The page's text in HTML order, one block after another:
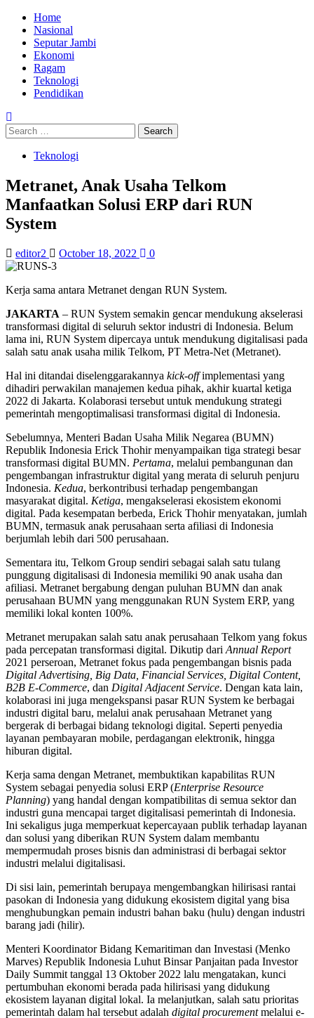
Skip
content
Primary
Menu
Home
Nasional
Seputar Jambi
Ekonomi
Ragam
Teknologi
Pendidikan
Search
for:
Teknologi
Metranet, Anak Usaha Telkom
Manfaatkan Solusi ERP dari RUN
System
editor2 October 18, 2022 0
Kerja sama antara Metranet dengan RUN System.
JAKARTA – RUN System semakin gencar mendukung akselerasi
transformasi digital di seluruh sektor industri di Indonesia. Belum
lama ini, RUN System dipercaya untuk mendukung digitalisasi pada
salah satu anak usaha milik Telkom, PT Metra-Net (Metranet).
Hal ini ditandai diselenggarakannya kick-offimplementasi yang
dihadiri perwakilan manajemen kedua pihak, akhir kuartal ketiga
2022 di Jakarta. Kolaborasi tersebut untuk mendukung strategi
pemerintah mengoptimalisasi transformasi digital di Indonesia.
Sebelumnya, Menteri Badan Usaha Milik Negarea (BUMN)
Republik Indonesia Erick Thohir menyampaikan tiga strategi besar
transformasi digital BUMN. Pertama, melalui pembangunan dan
pengembangan infrastruktur digital yang merata di seluruh penjuru
Indonesia. Kedua, berkontribusi terhadap pengembangan
masyarakat digital. Ketiga, mengakselerasi ekosistem ekonomi
digital. Pada kesempatan berbeda, Erick Thohir menyatakan, jumlah
BUMN, termasuk anak perusahaan serta afiliasi di Indonesia
berjumlah lebih dari 500 perusahaan.
Sementara itu, Telkom Group sendiri sebagai salah satu tulang
punggung digitalisasi di Indonesia memiliki 90 anak usaha dan
afiliasi. Metranet bergabung dengan puluhan BUMN dan anak
perusahaan BUMN yang menggunakan RUN System ERP, yang
memiliki lokal konten 100%.
Metranet merupakan salah satu anak perusahaan Telkom yang fokus
pada percepatan transformasi digital. Dikutip dari Annual Report
2021 perseroan, Metranet fokus pada pengembangan bisnis pada
Digital Advertising, Big Data, Financial Services, Digital Content,
B2B E-Commerce, dan Digital Adjacent Service. Dengan kata lain,
kolaborasi ini juga mengekspansi pasar RUN System ke berbagai
industri digital baru, melalui anak perusahaan Metranet yang
bergerak di berbagai bidang teknologi digital. Seperti penyedia
layanan pembayaran mobile, perdagangan elektronik, hingga
hiburan digital.
Kerja sama dengan Metranet, membuktikan kapabilitas RUN
System sebagai penyedia solusi ERP (Enterprise Resource
Planning) yang handal dengan kompatibilitas di semua sektor dan
industri guna mencapai target digitalisasi pemerintah di Indonesia.
Ini sekaligus juga memperkuat kepercayaan publik terhadap layanan
dan solusi yang diberikan RUN System dalam membantu
mempermudah proses bisnis dan administrasi di berbagai sektor
industri melalui digitalisasi.
Di sisi lain, pemerintah berupaya mengembangkan hilirisasi rantai
pasokan di Indonesia yang didukung ekosistem digital yang bisa
menghubungkan pemain industri bahan baku (hulu) dengan industri
barang jadi (hilir).
Menteri Koordinator Bidang Kemaritiman dan Investasi (Menko
Marves) Republik Indonesia Luhut Binsar Panjaitan pada Investor
Daily Summit tanggal 13 Oktober 2022 lalu mengatakan, kunci
pertumbuhan ekonomi berada pada hilirisasi yang didukung
ekosistem layanan digital lokal. Ia melanjutkan, salah satu prioritas
pemerintah dalam hal tersebut adalah digital procurementmelalui e-